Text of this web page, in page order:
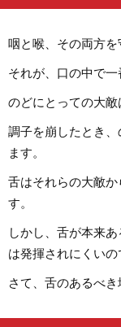
咽と喉、その両方を
それが、口の中で一
のどにとっての大敵
調子を崩したとき
ます。
舌はそれらの大敵
す。
しかし、舌が本来
は発揮されにくいの
さて、舌のあるべ